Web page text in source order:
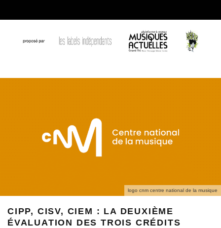
logo cnm centre national de la musique
CIPP, CISV, CIEM : LA DEUXIÈME
ÉVALUATION DES TROIS CRÉDITS